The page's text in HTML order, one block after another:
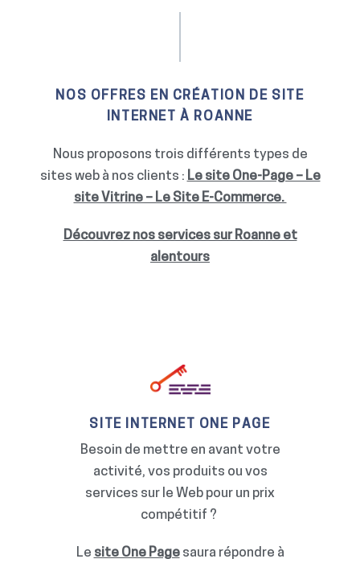
NOS OFFRES EN CRÉATION DE SITE
INTERNET À ROANNE
Nous proposons trois différents types de
sites web à nos clients : Le site One-Page – Le
site Vitrine – Le Site E-Commerce.
Découvrez nos services sur Roanne et
alentours
SITE INTERNET ONE PAGE
Besoin de mettre en avant votre
activité, vos produits ou vos
services sur le Web pour un prix
compétitif ?
Le site One Pagesaura répondre à